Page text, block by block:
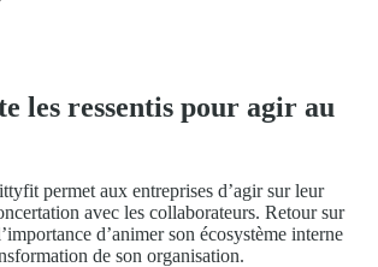
les ressentis pour agir au
permet aux entreprises d’agir sur leur
avec les collaborateurs. Retour sur
d’animer son écosystème interne
de son organisation.